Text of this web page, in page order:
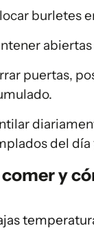
burletes
puertas,
del día
comer y